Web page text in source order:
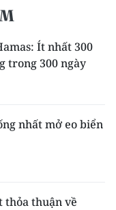
Ít nhất 300
trong 300 ngày
nhất mở eo biển
thỏa thuận về